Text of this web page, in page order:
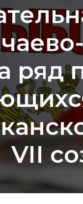
ряд
VII